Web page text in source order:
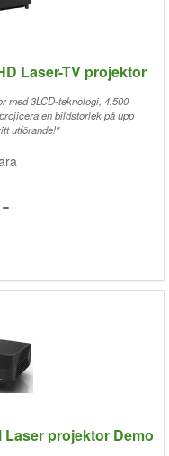
Laser-TV projektor
med 3LCD-teknologi, 4.500
en bildstorlek på upp
utförande!"
Laser projektor Demo